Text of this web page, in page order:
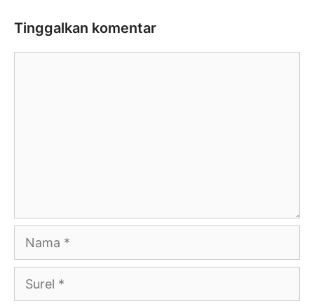
Tinggalkan komentar
Nama
Surel